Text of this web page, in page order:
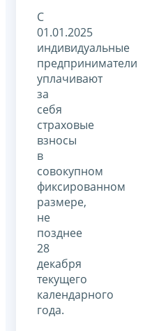
С
01.01.2025
индивидуальные
предприниматели
уплачивают
за
себя
страховые
взносы
в
совокупном
фиксированном
размере,
не
позднее
28
декабря
текущего
календарного
года.